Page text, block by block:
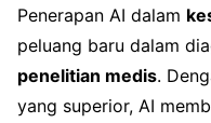
Penerapan AI dalam
peluang baru dalam
penelitian medis.
yang superior, AI